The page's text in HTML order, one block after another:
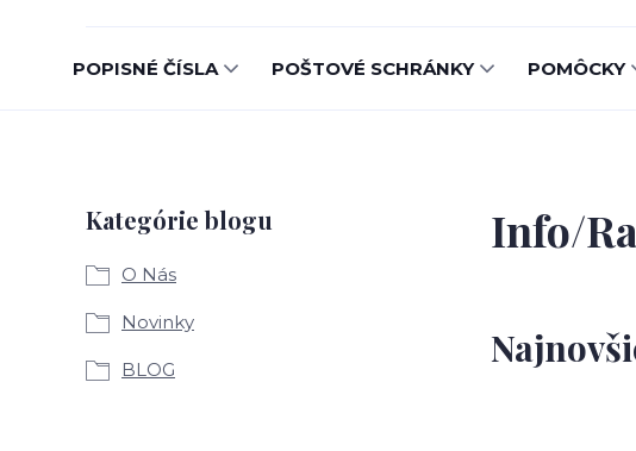
POPISNÉ ČÍSLA POŠTOVÉ SCHRÁNKY POMÔCKY
Kategórie blogu
O Nás
Novinky
BLOG
Info/